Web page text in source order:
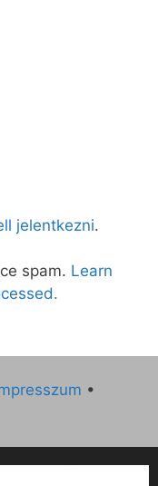
jelentkezni.
spam. Learn
•